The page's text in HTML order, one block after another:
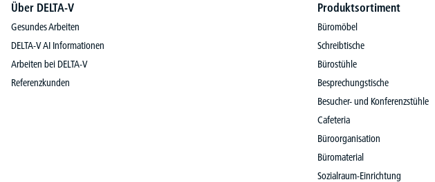
Über DELTA-V
Gesundes Arbeiten
DELTA-V AI Informationen
Arbeiten bei DELTA-V
Referenzkunden
Produktsortiment
Büromöbel
Schreibtische
Bürostühle
Besprechungstische
Besucher- und Konferenzstühle
Cafeteria
Büroorganisation
Büromaterial
Sozialraum-Einrichtung